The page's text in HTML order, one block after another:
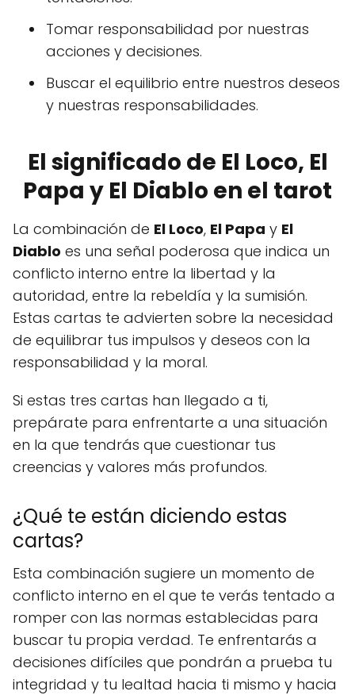
Tomar responsabilidad por nuestras
acciones y decisiones.
Buscar el equilibrio entre nuestros deseos
y nuestras responsabilidades.
El significado de El Loco, El
Papa y El Diablo en el tarot
La combinación de El Loco, El Papa y El
Diablo es una señal poderosa que indica un
conflicto interno entre la libertad y la
autoridad, entre la rebeldía y la sumisión.
Estas cartas te advierten sobre la necesidad
de equilibrar tus impulsos y deseos con la
responsabilidad y la moral.
Si estas tres cartas han llegado a ti,
prepárate para enfrentarte a una situación
en la que tendrás que cuestionar tus
creencias y valores más profundos.
¿Qué te están diciendo estas
cartas?
Esta combinación sugiere un momento de
conflicto interno en el que te verás tentado a
romper con las normas establecidas para
buscar tu propia verdad. Te enfrentarás a
decisiones difíciles que pondrán a prueba tu
integridad y tu lealtad hacia ti mismo y hacia